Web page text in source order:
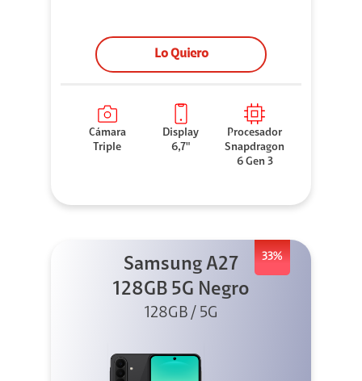
Lo Quiero
Cámara
Triple
Display
6,7"
Procesador
Snapdragon
6 Gen 3
33%
Samsung A27
128GB 5G Negro
128GB / 5G